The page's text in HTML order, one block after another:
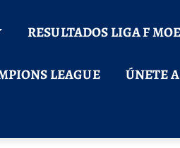
RESULTADOS LIGA F
LEAGUE ÚNETE